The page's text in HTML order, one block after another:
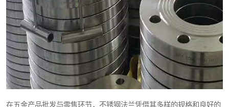
在五金产品批发与零售环节，不锈钢法兰凭借其多样的规格和良好的